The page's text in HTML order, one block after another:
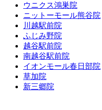
ウニクス鴻巣院
ニットーモール熊谷院
川越駅前院
ふじみ野院
越谷駅前院
南越谷駅前院
イオンモール春日部院
草加院
新三郷院